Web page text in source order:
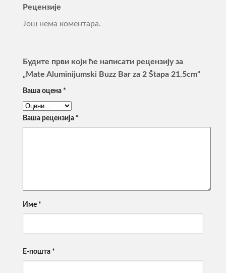
Рецензије
Још нема коментара.
Будите први који ће написати рецензију за
„Mate Aluminijumski Buzz Bar za 2 Štapa 21.5cm“
Ваша оцена *
Ваша рецензија *
Име *
Е-пошта *